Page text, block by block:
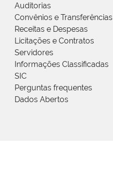
Auditorias
Convênios e Transferências
Receitas e Despesas
Licitações e Contratos
Servidores
Informações Classificadas
SIC
Perguntas frequentes
Dados Abertos